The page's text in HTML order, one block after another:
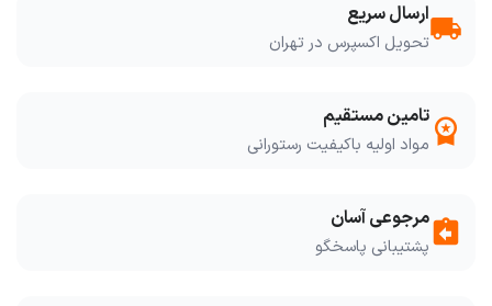
local_shippingارسال سریع
تحویل اکسپرس در تهران
workspace_premium تامین مستقیم
مواد اولیه باکیفیت رستورانی
assignment_returnمرجوعی آسان
پشتیبانی پاسخگو